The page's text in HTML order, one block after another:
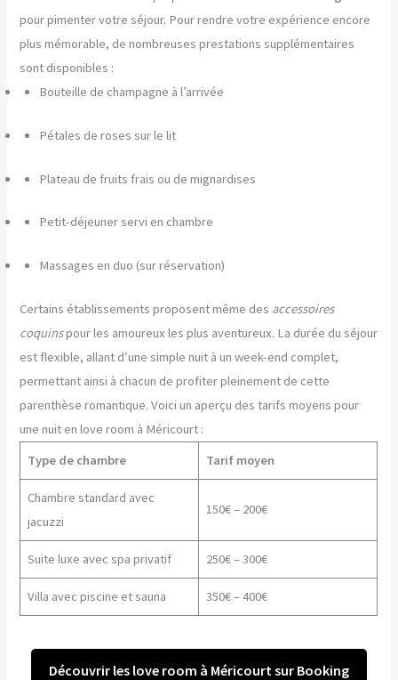
pour pimenter votre séjour. Pour rendre votre expérience encore
plus mémorable, de nombreuses prestations supplémentaires
sont disponibles :
Bouteille de champagne à l’arrivée
Pétales de roses sur le lit
Plateau de fruits frais ou de mignardises
Petit-déjeuner servi en chambre
Massages en duo (sur réservation)
Certains établissements proposent même des accessoires
coquinspour les amoureux les plus aventureux. La durée du séjour
est flexible, allant d’une simple nuit à un week-end complet,
permettant ainsi à chacun de profiter pleinement de cette
parenthèse romantique. Voici un aperçu des tarifs moyens pour
une nuit en love room à Méricourt :
Type de chambre
Tarif moyen
Chambre standard avec
jacuzzi
150€ – 200€
Suite luxe avec spa privatif 250€ – 300€
Villa avec piscine et sauna 350€ – 400€
Découvrir les love room à Méricourt sur Booking